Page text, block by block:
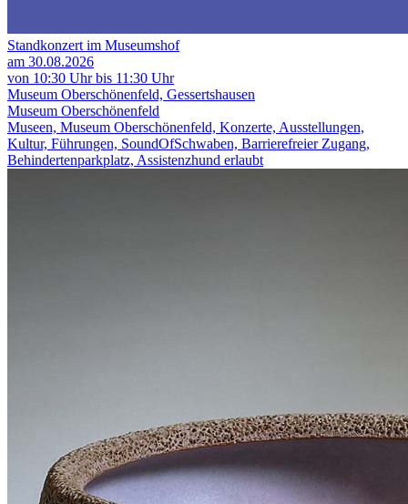
Standkonzert im Museumshof
am 30.08.2026
von 10:30 Uhr bis 11:30 Uhr
Museum Oberschönenfeld, Gessertshausen
Museum Oberschönenfeld
Museen, Museum Oberschönenfeld, Konzerte, Ausstellungen,
Kultur, Führungen, SoundOfSchwaben, Barrierefreier Zugang,
Behindertenparkplatz, Assistenzhund erlaubt